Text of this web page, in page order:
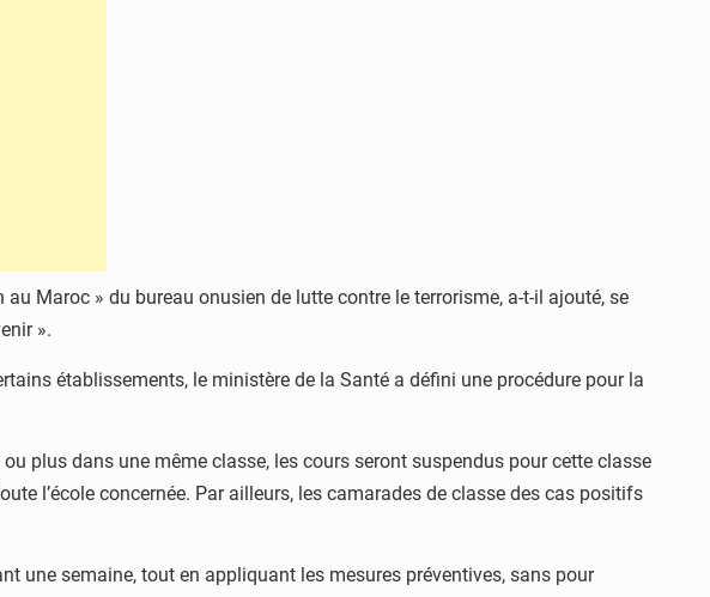
au Maroc » du bureau onusien de lutte contre le terrorisme, a-t-il ajouté, se
».
établissements, le ministère de la Santé a défini une procédure pour la
plus dans une même classe, les cours seront suspendus pour cette classe
l’école concernée. Par ailleurs, les camarades de classe des cas positifs
une semaine, tout en appliquant les mesures préventives, sans pour